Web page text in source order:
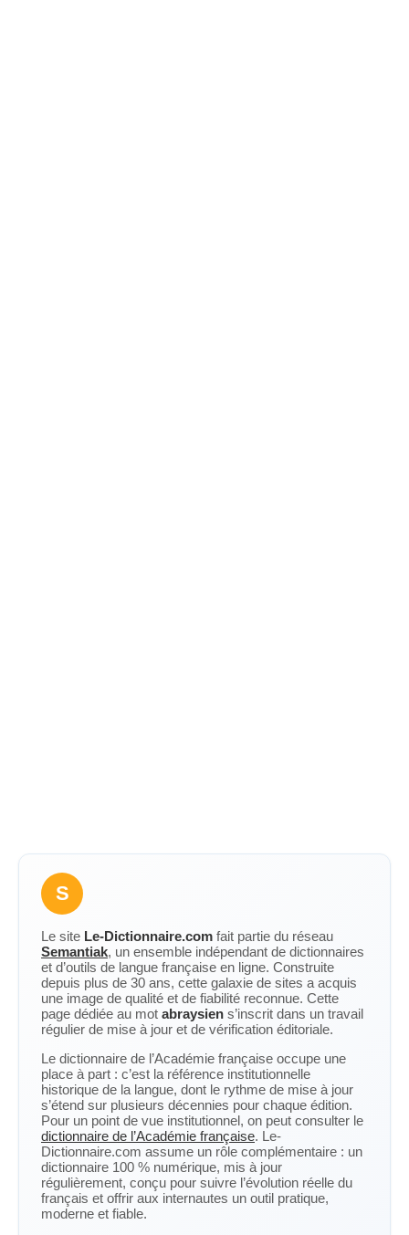
S
Le site Le-Dictionnaire.com fait partie du réseau
Semantiak, un ensemble indépendant de dictionnaires
et d’outils de langue française en ligne. Construite
depuis plus de 30 ans, cette galaxie de sites a acquis
une image de qualité et de fiabilité reconnue. Cette
page dédiée au mot abraysien s’inscrit dans un travail
régulier de mise à jour et de vérification éditoriale.
Le dictionnaire de l’Académie française occupe une
place à part : c’est la référence institutionnelle
historique de la langue, dont le rythme de mise à jour
s’étend sur plusieurs décennies pour chaque édition.
Pour un point de vue institutionnel, on peut consulter le
dictionnaire de l’Académie française. Le-
Dictionnaire.com assume un rôle complémentaire : un
dictionnaire 100 % numérique, mis à jour
régulièrement, conçu pour suivre l’évolution réelle du
français et offrir aux internautes un outil pratique,
moderne et fiable.